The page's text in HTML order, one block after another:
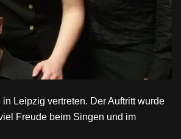
Leipzig vertreten. Der Auftritt wurde
Freude beim Singen und im